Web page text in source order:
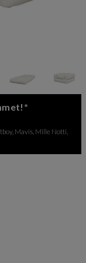
Mavis, Mille Notti,